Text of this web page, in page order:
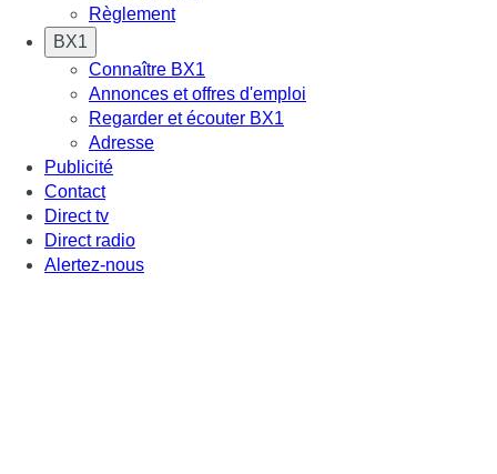
Règlement
BX1
Connaître BX1
Annonces et offres d'emploi
Regarder et écouter BX1
Adresse
Publicité
Contact
Direct tv
Direct radio
Alertez-nous